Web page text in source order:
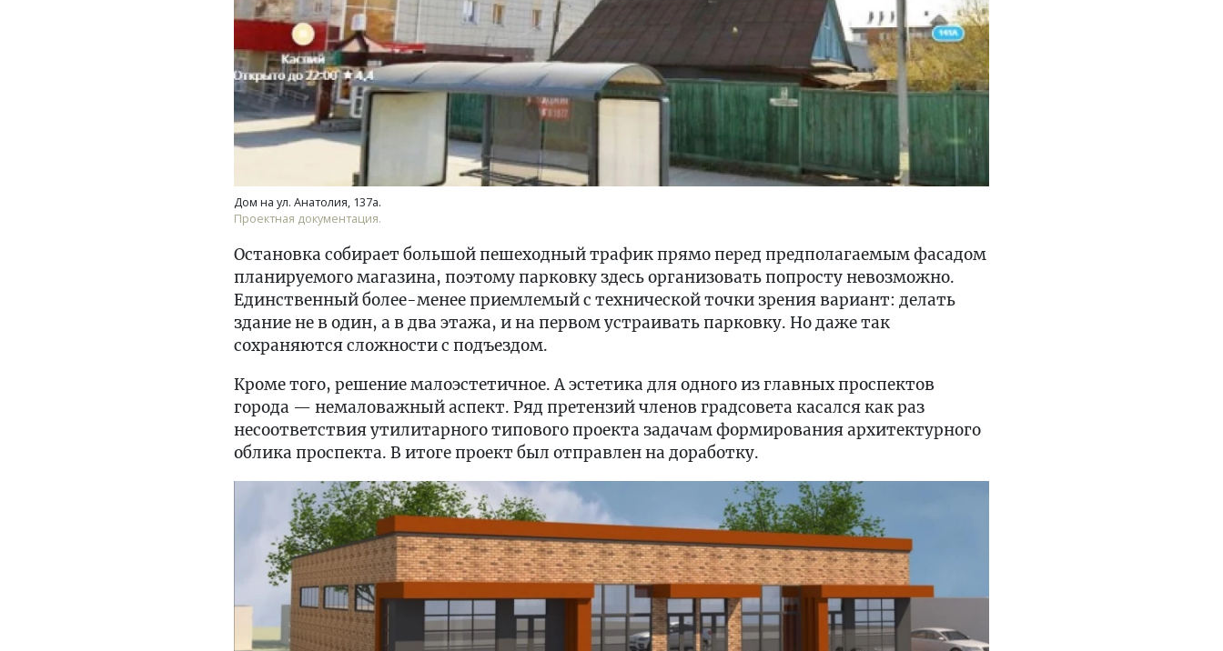
Дом на ул. Анатолия, 137а.
Проектная документация.
Остановка собирает большой пешеходный трафик прямо перед предполагаемым фасадом
планируемого магазина, поэтому парковку здесь организовать попросту невозможно.
Единственный более-менее приемлемый с технической точки зрения вариант: делать
здание не в один, а в два этажа, и на первом устраивать парковку. Но даже так
сохраняются сложности с подъездом.
Кроме того, решение малоэстетичное. А эстетика для одного из главных проспектов
города — немаловажный аспект. Ряд претензий членов градсовета касался как раз
несоответствия утилитарного типового проекта задачам формирования архитектурного
облика проспекта. В итоге проект был отправлен на доработку.